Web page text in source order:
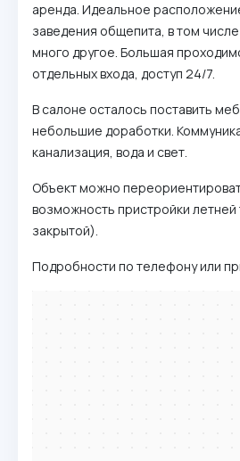
аренда. Идеальное
заведения общепита, в том
много другое. Большая
отдельных входа, доступ 24/7.
В салоне осталось поставить
небольшие доработки.
канализация, вода и свет.
Объект можно
возможность пристройки
закрытой).
Подробности по телефону или